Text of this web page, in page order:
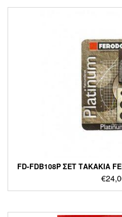
FD-FDB108P ΣΕΤ ΤΑΚΑΚΙΑ
€